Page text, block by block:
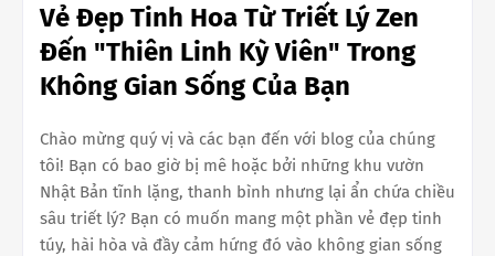
Vẻ Đẹp Tinh Hoa Từ Triết Lý Zen
Đến "Thiên Linh Kỳ Viên" Trong
Không Gian Sống Của Bạn
Chào mừng quý vị và các bạn đến với blog của chúng
tôi! Bạn có bao giờ bị mê hoặc bởi những khu vườn
Nhật Bản tĩnh lặng, thanh bình nhưng lại ẩn chứa chiều
sâu triết lý? Bạn có muốn mang một phần vẻ đẹp tinh
túy, hài hòa và đầy cảm hứng đó vào không gian sống